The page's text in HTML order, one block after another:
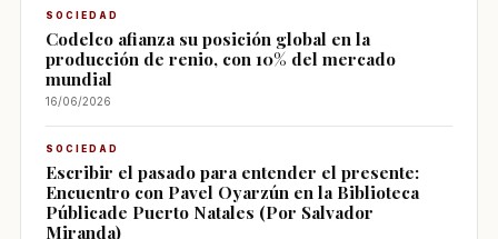
SOCIEDAD
Codelco afianza su posición global en la
producción de renio, con 10% del mercado
mundial
16/06/2026
SOCIEDAD
Escribir el pasado para entender el presente:
Encuentro con Pavel Oyarzún en la Biblioteca
Públicade Puerto Natales (Por Salvador
Miranda)